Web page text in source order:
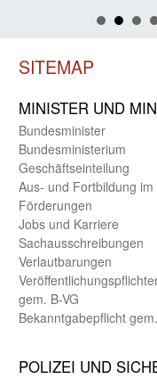
SITEMAP
MINISTER UND
Bundes­minister
Bundes­ministerium
Geschäfts­einteilung
Aus- und Fortbildung im
Förderungen
Jobs und Karriere
Sachaus­schreibungen
Verlautbarungen
gem. B-VG
Bekanntgabepflicht
POLIZEI UND